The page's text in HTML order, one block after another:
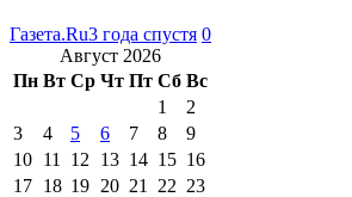
Газета.Ru3 года спустя 0
Август 2026
Пн Вт Ср Чт Пт Сб Вс
1
2
3
4 5 6 7 8
9
10 11 12 13 14 15 16
17 18 19 20 21 22 23